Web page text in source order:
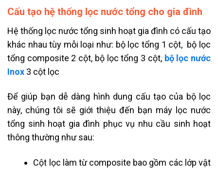
Cấu tạo hệ thống lọc nước tổng cho gia đình
Hệ thống lọc nước tổng sinh hoạt gia đình có cấu tạo
khác nhau tùy mỗi loại như: bộ lọc tổng 1 cột, bộ lọc
tổng composite 2 cột, bộ lọc tổng 3 cột, bộ lọc nước
Inox 3 cột lọc
Để giúp bạn dễ dàng hình dung cấu tạo của bộ lọc
này, chúng tôi sẽ giới thiệu đến bạn máy lọc nước
tổng sinh hoạt gia đình phục vụ nhu cầu sinh hoạt
thông thường như sau:
Cột lọc làm từ composite bao gồm các lớp vật